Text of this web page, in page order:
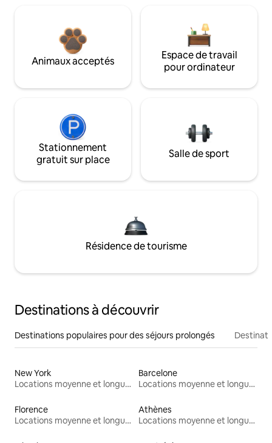
Animaux acceptés
Espace de travail
pour ordinateur
Stationnement
gratuit sur place
Salle de sport
Résidence de tourisme
Destinations à découvrir
Destinations populaires pour des séjours prolongés
New York
Locations moyenne et longue durée
Barcelone
Locations moyenne et longue durée
Florence
Locations moyenne et longue durée
Athènes
Locations moyenne et longue durée